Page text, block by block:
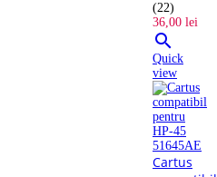
(22)
36,00 lei

Quick
view
Cartus